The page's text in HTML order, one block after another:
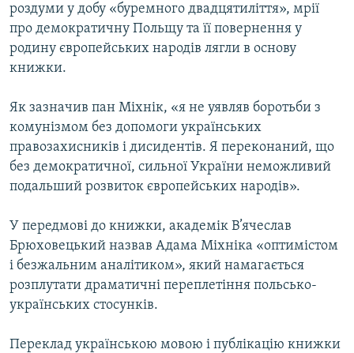
КРИМ РЕАЛІЇ
РУС
УКР
Усі сайти RFE/RL
роздуми у добу «буремного двадцятиліття», мрії
про демократичну Польщу та її повернення у
родину європейських народів лягли в основу
книжки.
Як зазначив пан Міхнік, «я не уявляв боротьби з
комунізмом без допомоги українських
правозахисників і дисидентів. Я переконаний, що
без демократичної, сильної України неможливий
подальший розвиток європейських народів».
У передмові до книжки, академік В’ячеслав
Брюховецький назвав Адама Міхніка «оптимістом
і безжальним аналітиком», який намагається
розплутати драматичні переплетіння польсько-
українських стосунків.
Переклад українською мовою і публікацію книжки